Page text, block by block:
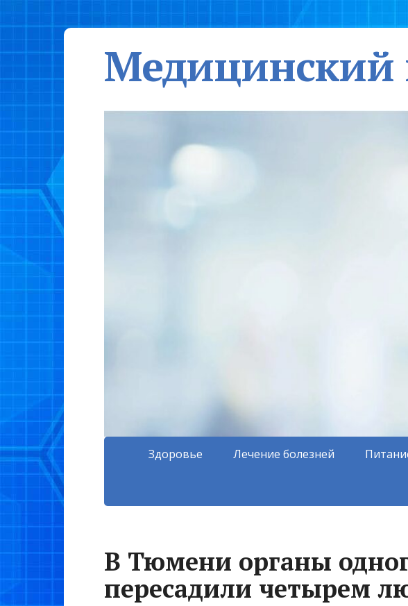
Медицинский
Здоровье Лечение болезней
В Тюмени органы
пересадили четырем